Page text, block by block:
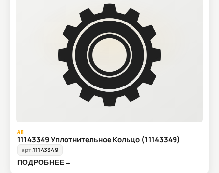
AM
11143349 Уплотнительное Кольцо (11143349)
арт.11143349
ПОДРОБНЕЕ→